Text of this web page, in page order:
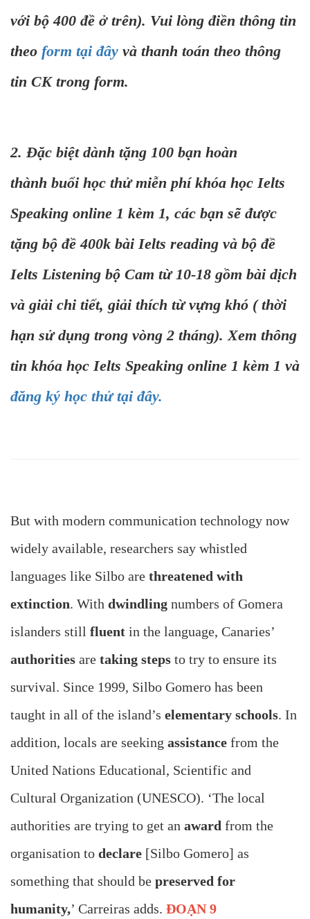
với bộ 400 đề ở trên). Vui lòng điền thông tin
theo form tại đây và thanh toán theo thông
tin CK trong form.
2. Đặc biệt dành tặng 100 bạn hoàn
thành buổi học thử miễn phí khóa học Ielts
Speaking online 1 kèm 1, các bạn sẽ được
tặng bộ đề 400k bài Ielts reading và bộ đề
Ielts Listening bộ Cam từ 10-18 gồm bài dịch
và giải chi tiết, giải thích từ vựng khó ( thời
hạn sử dụng trong vòng 2 tháng). Xem thông
tin khóa học Ielts Speaking online 1 kèm 1 và
đăng ký học thử tại đây.
But with modern communication technology now
widely available, researchers say whistled
languages like Silbo are threatened with
extinction. With dwindling numbers of Gomera
islanders still fluent in the language, Canaries’
authorities are taking steps to try to ensure its
survival. Since 1999, Silbo Gomero has been
taught in all of the island’s elementary schools. In
addition, locals are seeking assistance from the
United Nations Educational, Scientific and
Cultural Organization (UNESCO). ‘The local
authorities are trying to get an award from the
organisation to declare [Silbo Gomero] as
something that should be preserved for
humanity,’ Carreiras adds. ĐOẠN 9